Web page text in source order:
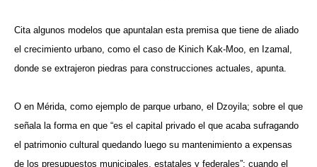
Cita algunos modelos que apuntalan esta premisa que tiene de aliado
el crecimiento urbano, como el caso de Kinich Kak-Moo, en Izamal,
donde se extrajeron piedras para construcciones actuales, apunta.
O en Mérida, como ejemplo de parque urbano, el Dzoyila; sobre el que
señala la forma en que “es el capital privado el que acaba sufragando
el patrimonio cultural quedando luego su mantenimiento a expensas
de los presupuestos municipales, estatales y federales”; cuando el